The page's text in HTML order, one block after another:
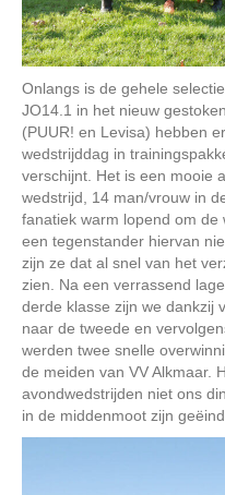
Onlangs is de gehele
JO14.1 in het nieuw
(PUUR! en Levisa) hebben
wedstrijddag in
verschijnt. Het is een mooie
wedstrijd, 14 man/vrouw in
fanatiek warm lopend om
een tegenstander hiervan
zijn ze dat al snel van het
zien. Na een verrassend
derde klasse zijn we dankzij
naar de tweede en
werden twee snelle
de meiden van VV Alkmaar.
avondwedstrijden niet ons
in de middenmoot zijn